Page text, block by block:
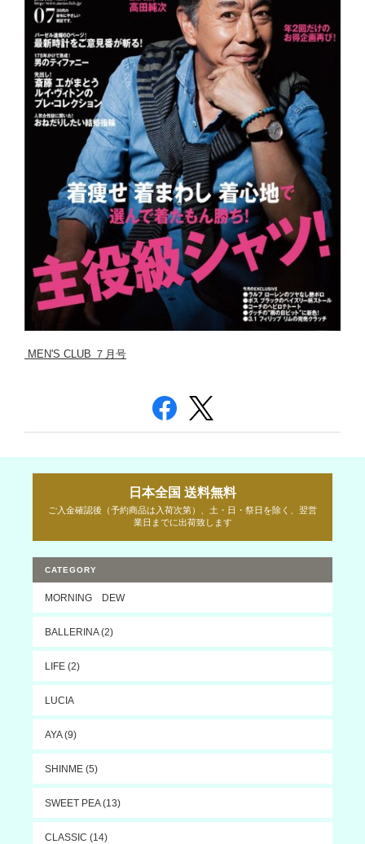
MEN'S CLUB ７月号
日本全国 送料無料
ご入金確認後（予約商品は入荷次第）、土・日・祭日を除く、翌営
業日までに出荷致します
CATEGORY
MORNING DEW
BALLERINA (2)
LIFE (2)
LUCIA
AYA (9)
SHINME (5)
SWEET PEA (13)
CLASSIC (14)